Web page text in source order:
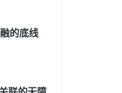
的底线